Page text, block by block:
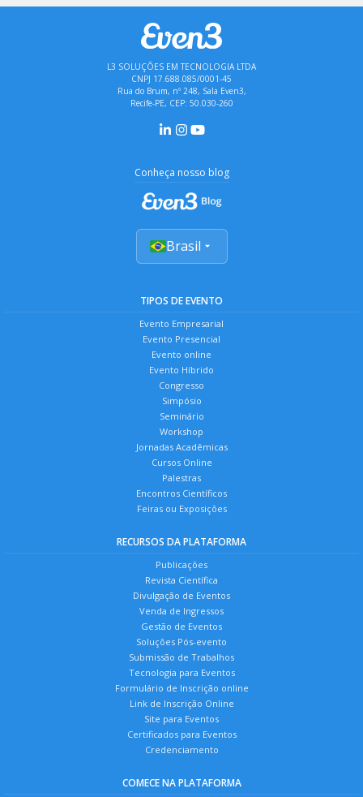
L3 SOLUÇÕES EM TECNOLOGIA LTDA
CNPJ 17.688.085/0001-45
Rua do Brum, nº 248, Sala Even3,
Recife-PE, CEP: 50.030-260
Conheça nosso blog
Brasil
TIPOS DE EVENTO
Evento Empresarial
Evento Presencial
Evento online
Evento Híbrido
Congresso
Simpósio
Seminário
Workshop
Jornadas Acadêmicas
Cursos Online
Palestras
Encontros Científicos
Feiras ou Exposições
RECURSOS DA PLATAFORMA
Publicações
Revista Científica
Divulgação de Eventos
Venda de Ingressos
Gestão de Eventos
Soluções Pós-evento
Submissão de Trabalhos
Tecnologia para Eventos
Formulário de Inscrição online
Link de Inscrição Online
Site para Eventos
Certificados para Eventos
Credenciamento
COMECE NA PLATAFORMA